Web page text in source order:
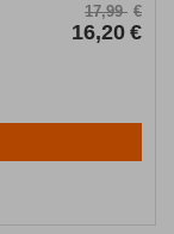
17,99 €
16,20 €